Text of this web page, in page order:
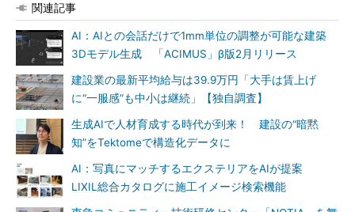
関連記事
AI：AIとの会話だけで1mm単位の調整が可能な建築
3Dモデル生成 「ACIMUS」β版2月リリース
建設業の最新平均給与は39.9万円「大手は賃上げ
に“一服感”も中小は継続」【独自調査】
生成AIで人材育成する時代が到来！ 建設の“暗黙
知”をTektomeで構造化データに
AI：写真にマッチするエクステリアをAIが提案
LIXIL総合カタログに施工イメージ検索機能